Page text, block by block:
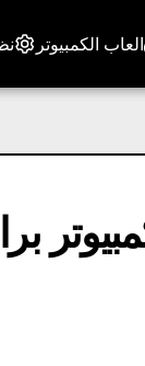
العاب الكمبيوتر